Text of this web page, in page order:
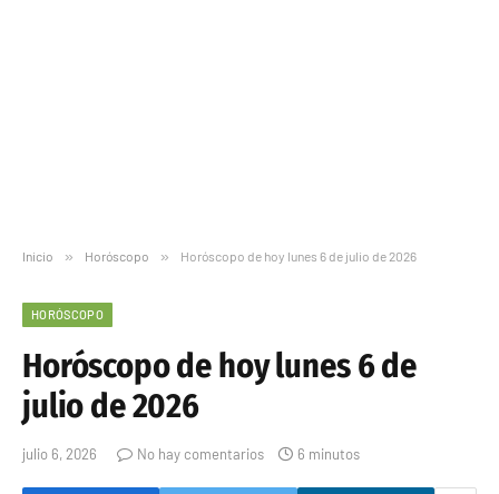
Inicio » Horóscopo » Horóscopo de hoy lunes 6 de julio de 2026
HORÓSCOPO
Horóscopo de hoy lunes 6 de
julio de 2026
julio 6, 2026 No hay comentarios 6 minutos